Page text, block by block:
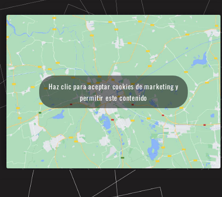
Haz clic para aceptar cookies de marketing y
permitir este contenido